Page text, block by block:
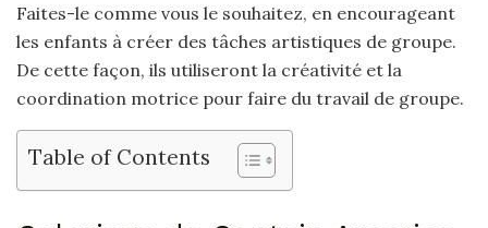
Faites-le comme vous le souhaitez, en encourageant
les enfants à créer des tâches artistiques de groupe.
De cette façon, ils utiliseront la créativité et la
coordination motrice pour faire du travail de groupe.
Table of Contents